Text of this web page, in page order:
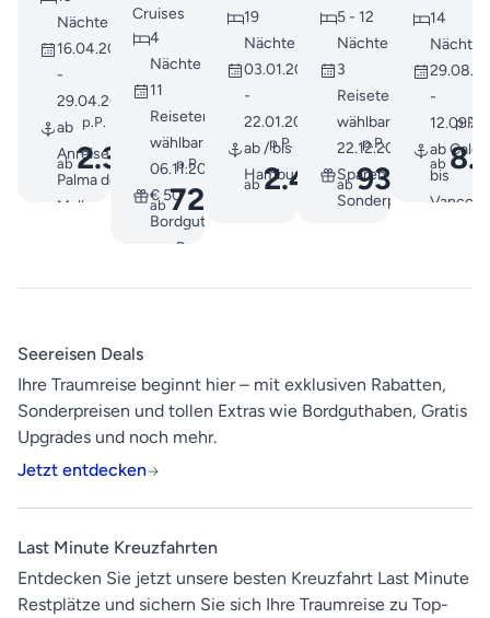
Hamburg
Nächte
16.04.2027
-
29.04.2027
ab
Anreise -
Palma de
Mallorca
Vorprogramm
Ermäßigung €
200
p.P.
ab2.379€
Cruises
4
Nächte
11
Reisetermine
wählbar ab
06.11.2026
€ 50
Bordguthaben
pro Person
p.P.
ab725
19
Nächte
03.01.2027
-
22.01.2027
ab / bis
Hamburg
p.P.
ab2.499€
dem
Rhein
5 - 12
Nächte
3
Reisetermine
wählbar ab
22.12.2026
Sparen Sie mit
Sonderpreisen
p.P.
ab938
14
Nächte
-
ab
bis
inkl.
Zugfahrt
p.P.
ab
Seereisen Deals
Ihre Traumreise beginnt hier – mit exklusiven Rabatten,
Sonderpreisen und tollen Extras wie Bordguthaben, Gratis
Upgrades und noch mehr.
Jetzt entdecken
Last Minute Kreuzfahrten
Entdecken Sie jetzt unsere besten Kreuzfahrt Last Minute
Restplätze und sichern Sie sich Ihre Traumreise zu Top-